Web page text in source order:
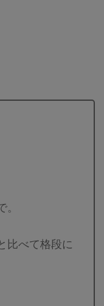
からの推測となります。
比べて格段に